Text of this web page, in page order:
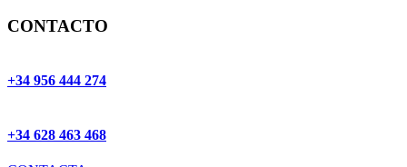
CONTACTO
+34 956 444 274
+34 628 463 468